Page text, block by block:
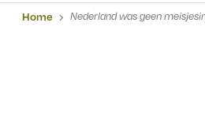
Home Nederland was geen